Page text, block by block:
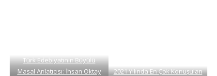
Türk Edebiyatının Büyülü
Masal Anlatıcısı: İhsan Oktay
2021 Yılında En Çok Konuşulan